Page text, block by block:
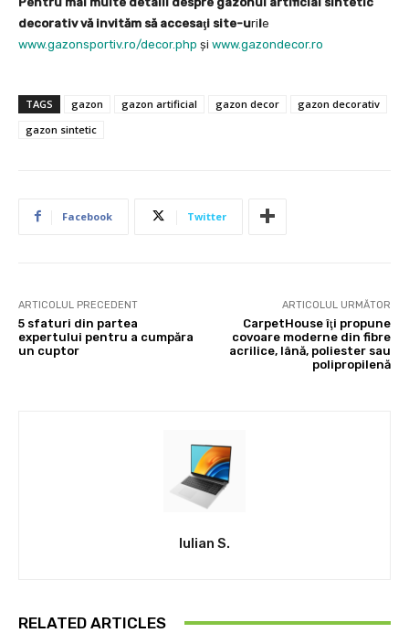
decorativ vă invităm să accesaţi site-urile
www.gazonsportiv.ro/decor.php şi www.gazondecor.ro
TAGS gazon gazon artificial gazon decor
gazon decorativ
gazon sintetic
Facebook Twitter
ARTICOLUL PRECEDENT
5 sfaturi din partea
expertului pentru a cumpăra
un cuptor
ARTICOLUL URMĂTOR
CarpetHouse îţi propune
covoare moderne din fibre
acrilice, lână, poliester sau
polipropilenă
Iulian S.
RELATED ARTICLES